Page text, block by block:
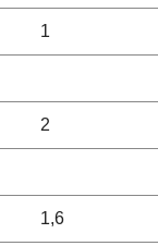
1
2
1,6